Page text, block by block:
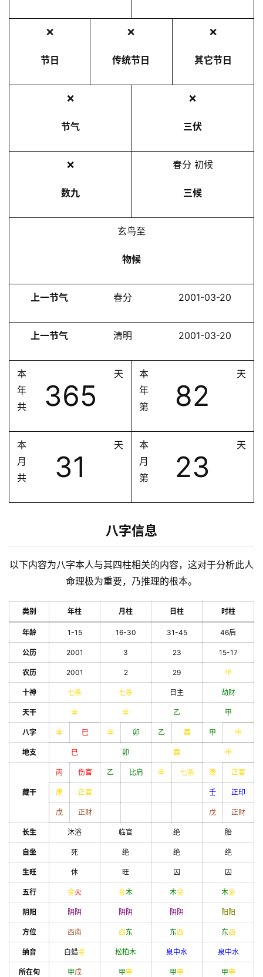
❌
节日
❌
传统节日
❌
其它节日
❌
节气
❌
三伏
❌
数九
春分 初候
三候
玄鸟至
物候
上一节气 春分 2001-03-20
上一节气 清明 2001-03-20
本
年
共
365
天
本
年
第
82
天
本
月
共
31
天
本
月
第
23
天
八字信息
以下内容为八字本人与其四柱相关的内容，这对于分析此人
命理极为重要，乃推理的根本。
类别 年柱 月柱 日柱 时柱
年龄 1-15 16-30 31-45 46后
公历 2001 3 23 15-17
农历 2001 2 29 申
十神 七杀 七杀 日主 劫财
天干 辛 辛 乙 甲
八字 辛 巳 辛 卯 乙 酉 甲 申
地支 巳 卯 酉 申
藏干
丙 伤官 乙 比肩 辛 七杀 庚 正官
庚 正官 壬 正印
戊 正财 戊 正财
长生 沐浴 临官 绝 胎
自坐 死 绝 绝 绝
生旺 休 旺 囚 囚
五行 金火 金木 木金 木金
阴阳 阴 阴 阴 阴 阴 阴 阳 阳
方位 西南 西东 东西 东西
纳音 白蜡金 松柏木 泉中水 泉中水
所在旬 甲戌 甲申 甲申 甲申